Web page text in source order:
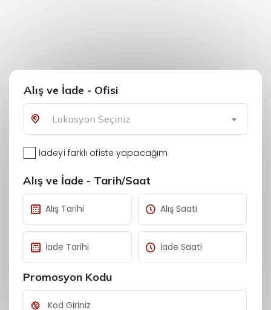
Alış ve İade - Ofisi
Lokasyon Seçiniz
İadeyi farklı ofiste yapacağım
Alış ve İade - Tarih/Saat
Promosyon Kodu